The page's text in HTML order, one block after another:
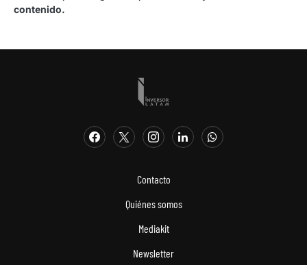
contenido.
Contacto
Quiénes somos
Mediakit
Newsletter